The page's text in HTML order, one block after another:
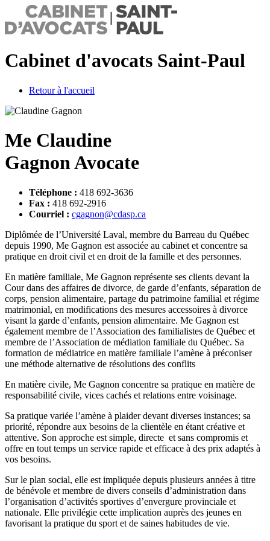
Cabinet d'avocats Saint-Paul
Retour à l'accueil
Me Claudine
GagnonAvocate
Téléphone : 418 692-3636
Fax : 418 692-2916
Courriel : cgagnon@cdasp.ca
Diplômée de l’Université Laval, membre du Barreau du Québec
depuis 1990, Me Gagnon est associée au cabinet et concentre sa
pratique en droit civil et en droit de la famille et des personnes.
En matière familiale, Me Gagnon représente ses clients devant la
Cour dans des affaires de divorce, de garde d’enfants, séparation de
corps, pension alimentaire, partage du patrimoine familial et régime
matrimonial, en modifications des mesures accessoires à divorce
visant la garde d’enfants, pension alimentaire. Me Gagnon est
également membre de l’Association des familialistes de Québec et
membre de l’Association de médiation familiale du Québec. Sa
formation de médiatrice en matière familiale l’amène à préconiser
une méthode alternative de résolutions des conflits
En matière civile, Me Gagnon concentre sa pratique en matière de
responsabilité civile, vices cachés et relations entre voisinage.
Sa pratique variée l’amène à plaider devant diverses instances; sa
priorité, répondre aux besoins de la clientèle en étant créative et
attentive. Son approche est simple, directe et sans compromis et
offre en tout temps un service rapide et efficace à des prix adaptés à
vos besoins.
Sur le plan social, elle est impliquée depuis plusieurs années à titre
de bénévole et membre de divers conseils d’administration dans
l’organisation d’activités sportives d’envergure provinciale et
nationale. Elle privilégie cette implication auprès des jeunes en
favorisant la pratique du sport et de saines habitudes de vie.